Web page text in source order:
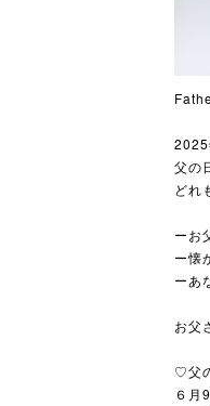
2025
父の
どれ
ーお
ー懐
ーあ
お父
♡父
６月